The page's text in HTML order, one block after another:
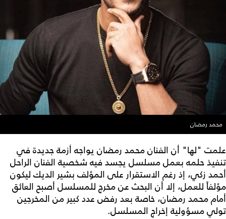
محمد رمضان
علمت "لها" أن الفنان محمد رمضان يواجه أزمة جديدة في
تنفيذ حلمه بعمل مسلسل يجسد فيه شخصية الفنان الراحل
أحمد زكي، إذ رغم الاستقرار على المؤلف بشير الديك ليكون
مؤلفاً للعمل، إلا أن البحث عن مخرج للمسلسل أصبح العائق
أمام محمد رمضان، خاصة بعد رفض عدد كبير من المخرجين
تولي مسؤولية إخراج المسلسل.